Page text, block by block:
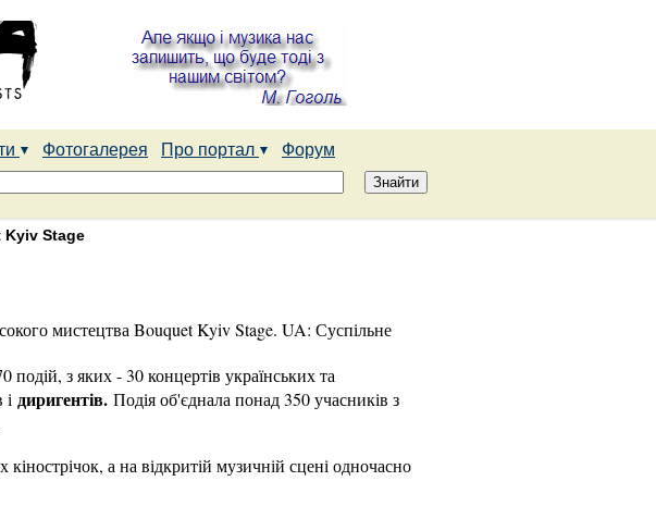
Фотогалерея Про портал
Форум
Kyiv Stage
мистецтва Bouquet Kyiv Stage. UA: Суспільне
подій, з яких - 30 концертів українських та
диригентів. Подія об'єднала понад 350 учасників з
а на відкритій музичній сцені одночасно